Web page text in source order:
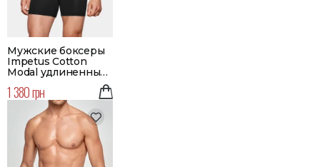
Мужские боксеры
Impetus Cotton
Modal удлиненные |
1 380 грн